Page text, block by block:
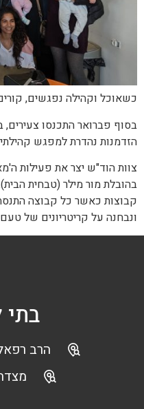
כשאוכל וקהילה נפגשים,
בסוף פברואר התכנסו צעירים,
הזדמנות נהדרת למפגש
צוות הוד"ש יצר את פעילות
קבוצות כאשר כל קבוצה
ונבחנה על קריטריונים של
הרב רפאל ביטון
מצדה 26, באר